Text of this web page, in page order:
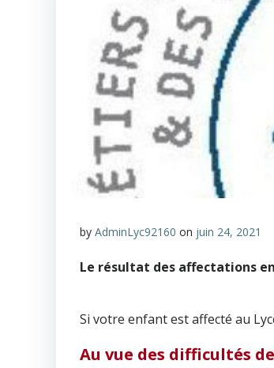
by AdminLyc92160 on juin 24, 2021
Le résultat des affectations
Si votre enfant est affecté au
Au vue des difficultés